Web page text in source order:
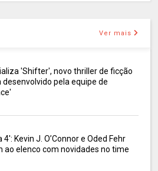
Ver mais
'Shifter', novo thriller de ficção
pela equipe de
4': Kevin J. O’Connor e Oded Fehr
ao elenco com novidades no time